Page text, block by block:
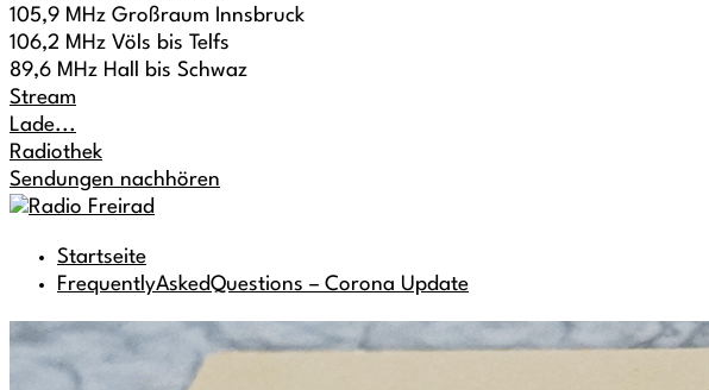
105,9 MHz Großraum Innsbruck
106,2 MHz Völs bis Telfs
89,6 MHz Hall bis Schwaz
Stream
Lade...
Radiothek
Sendungen nachhören
Startseite
FrequentlyAskedQuestions – Corona Update